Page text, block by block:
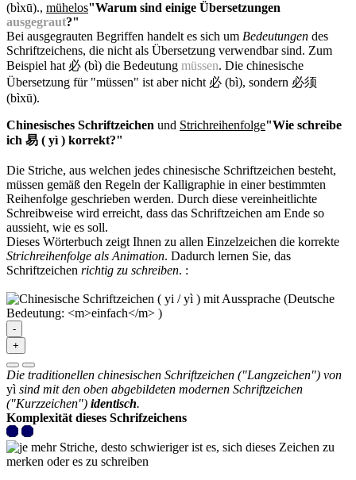
(bìxū)., mühelos"Warum sind einige Übersetzungen
ausgegraut?"
Bei ausgegrauten Begriffen handelt es sich um Bedeutungen des
Schriftzeichens, die nicht als Übersetzung verwendbar sind. Zum
Beispiel hat 必 (bì) die Bedeutung müssen. Die chinesische
Übersetzung für "müssen" ist aber nicht 必 (bì), sondern 必须
(bìxū).
Chinesisches Schriftzeichen und Strichreihenfolge"Wie schreibe
ich 易 ( yì ) korrekt?"
Die Striche, aus welchen jedes chinesische Schriftzeichen besteht,
müssen gemäß den Regeln der Kalligraphie in einer bestimmten
Reihenfolge geschrieben werden. Durch diese vereinheitlichte
Schreibweise wird erreicht, dass das Schriftzeichen am Ende so
aussieht, wie es soll.
Dieses Wörterbuch zeigt Ihnen zu allen Einzelzeichen die korrekte
Strichreihenfolge als Animation. Dadurch lernen Sie, das
Schriftzeichen richtig zu schreiben. :
-
+
Die traditionellen chinesischen Schriftzeichen ("Langzeichen") von
yì sind mit den oben abgebildeten modernen Schriftzeichen
("Kurzzeichen") identisch.
Komplexität dieses Schrifzeichens